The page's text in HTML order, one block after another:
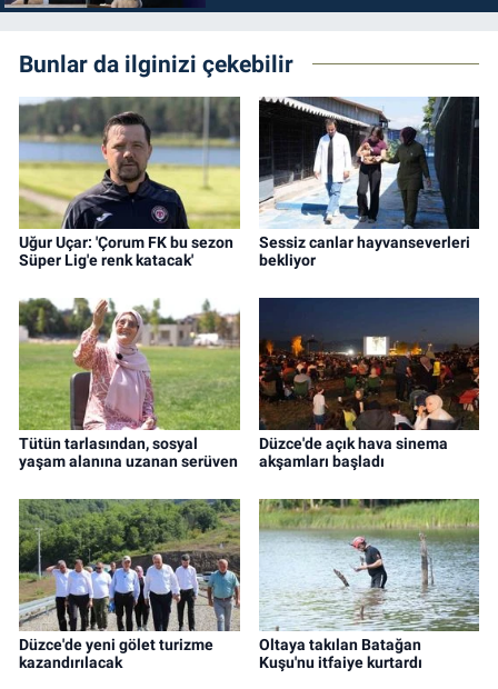
Bunlar da ilginizi çekebilir
Uğur Uçar: 'Çorum FK bu sezon
Süper Lig'e renk katacak'
Sessiz canlar hayvanseverleri
bekliyor
Tütün tarlasından, sosyal
yaşam alanına uzanan serüven
Düzce'de açık hava sinema
akşamları başladı
Düzce'de yeni gölet turizme
kazandırılacak
Oltaya takılan Batağan
Kuşu'nu itfaiye kurtardı